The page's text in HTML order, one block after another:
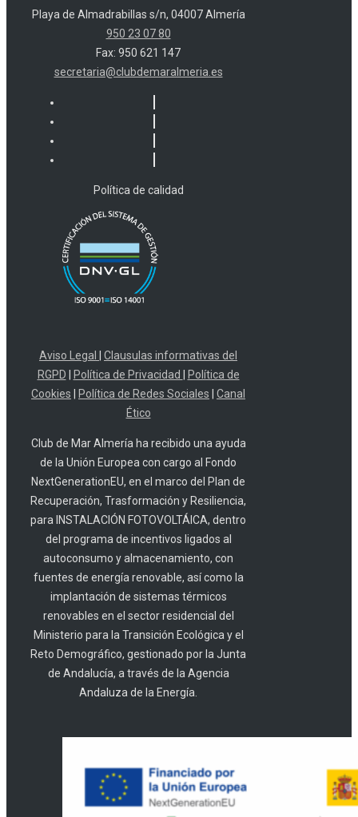
Playa de Almadrabillas s/n, 04007 Almería
950 23 07 80
Fax: 950 621 147
secretaria@clubdemaralmeria.es
Política de calidad
Aviso Legal
Clausulas informativas del
RGPD
Política de Privacidad
Política de
Cookies
Política de Redes Sociales
Canal
Ético
Club de Mar Almería ha recibido una ayuda
de la Unión Europea con cargo al Fondo
NextGenerationEU, en el marco del Plan de
Recuperación, Trasformación y Resiliencia,
para INSTALACIÓN FOTOVOLTÁICA, dentro
del programa de incentivos ligados al
autoconsumo y almacenamiento, con
fuentes de energía renovable, así como la
implantación de sistemas térmicos
renovables en el sector residencial del
Ministerio para la Transición Ecológica y el
Reto Demográfico, gestionado por la Junta
de Andalucía, a través de la Agencia
Andaluza de la Energía.